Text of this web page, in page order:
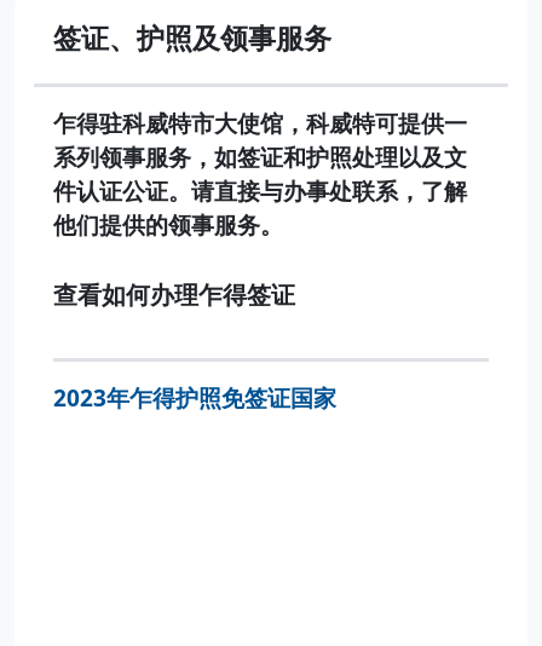
签证、护照及领事服务
乍得驻科威特市大使馆，科威特可提供一
系列领事服务，如签证和护照处理以及文
件认证公证。请直接与办事处联系，了解
他们提供的领事服务。
查看如何办理乍得签证
2023年乍得护照免签证国家